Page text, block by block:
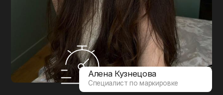
Алена Кузнецова
Специалист по маркировке